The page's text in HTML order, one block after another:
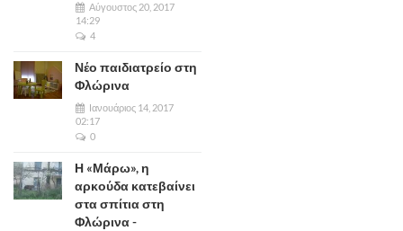
Αύγουστος 20, 2017
14:29
4
Νέο παιδιατρείο στη
Φλώρινα
Ιανουάριος 14, 2017
02:17
0
Η «Μάρω», η
αρκούδα κατεβαίνει
στα σπίτια στη
Φλώρινα -